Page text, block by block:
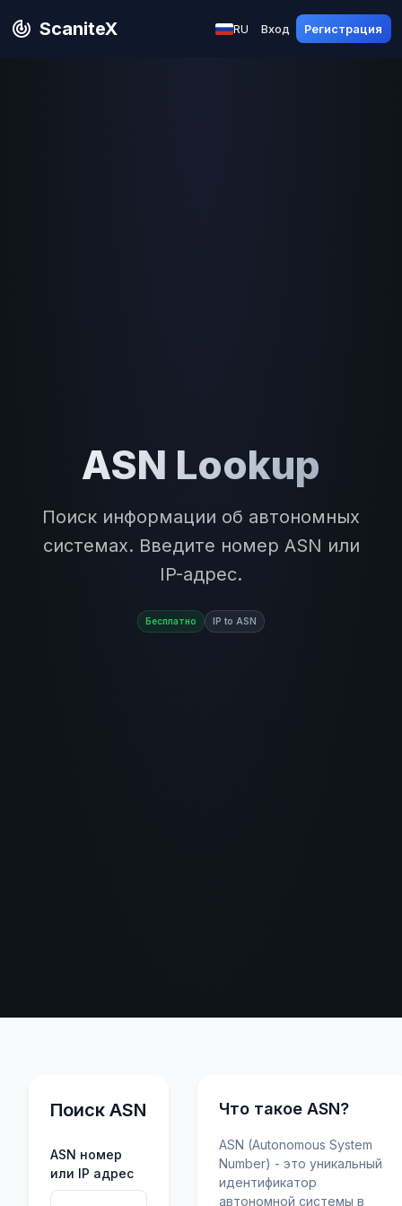
ScaniteX RU Вход Регистрация
ASN Lookup
Поиск информации об автономных
системах. Введите номер ASN или
IP-адрес.
Бесплатно IP to ASN
Поиск ASN
ASN номер
или IP адрес
Что такое ASN?
ASN (Autonomous System
Number) - это уникальный
идентификатор
автономной системы в